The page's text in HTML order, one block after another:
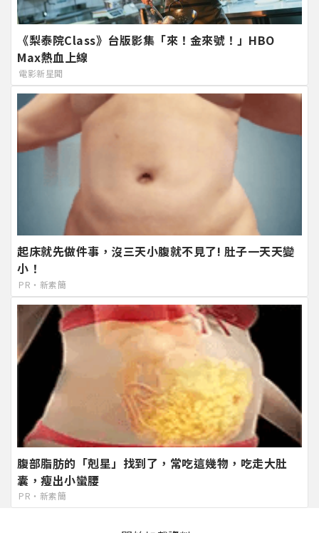
《梨泰院Class》台版影集「來！金來號！」HBO
Max熱血上線
電影新星聞
起床就先做件事，沒三天小腹就不見了! 肚子一天天變
小！
PR・新素簡
腹部脂肪的「剋星」找到了，常吃這幾物，吃走大肚
囊，瘦出小蠻腰
PR・新素簡